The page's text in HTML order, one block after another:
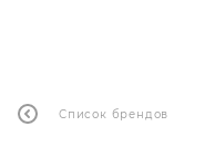
Список брендов